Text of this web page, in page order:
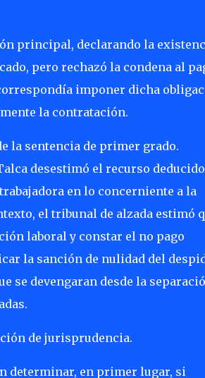
principal, declarando la
pero rechazó la condena al
imponer dicha
la contratación.
la sentencia de primer grado.
desestimó el recurso
en lo concerniente a la
el tribunal de alzada estimó
laboral y constar el no pago
la sanción de nulidad del
se devengaran desde la
de jurisprudencia.
determinar, en primer lugar, si